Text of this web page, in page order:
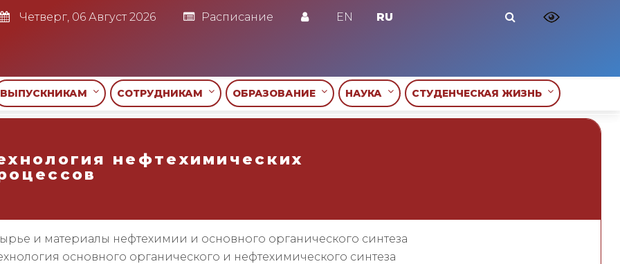
Четверг, 06 Август 2026 Расписание EN RU
ВЫПУСКНИКАМ СОТРУДНИКАМ ОБРАЗОВАНИЕ НАУКА СТУДЕНЧЕСКАЯ ЖИЗНЬ
нефтехимических
и материалы нефтехимии и основного органического синтеза
основного органического и нефтехимического синтеза